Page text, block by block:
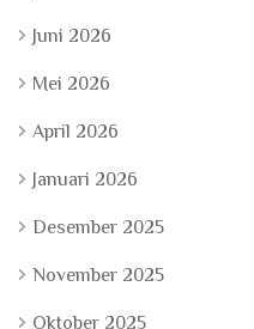
Juni 2026
Mei 2026
April 2026
Januari 2026
Desember 2025
November 2025
Oktober 2025